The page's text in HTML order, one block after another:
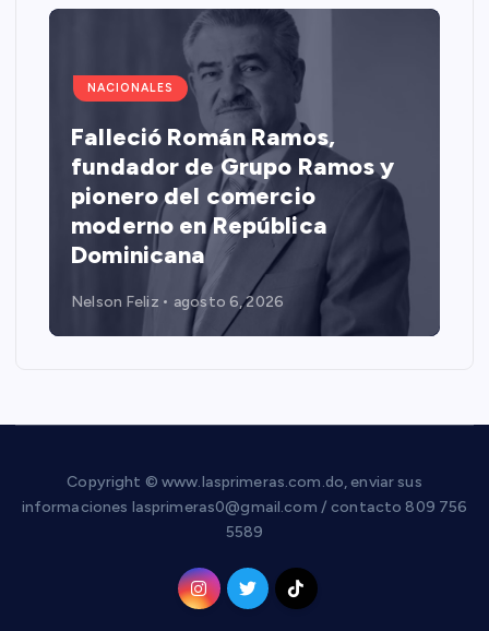
NACIONALES
Falleció Román Ramos,
fundador de Grupo Ramos y
pionero del comercio
moderno en República
Dominicana
Nelson Feliz agosto 6, 2026
Copyright © www.lasprimeras.com.do, enviar sus
informaciones lasprimeras0@gmail.com / contacto 809 756
5589